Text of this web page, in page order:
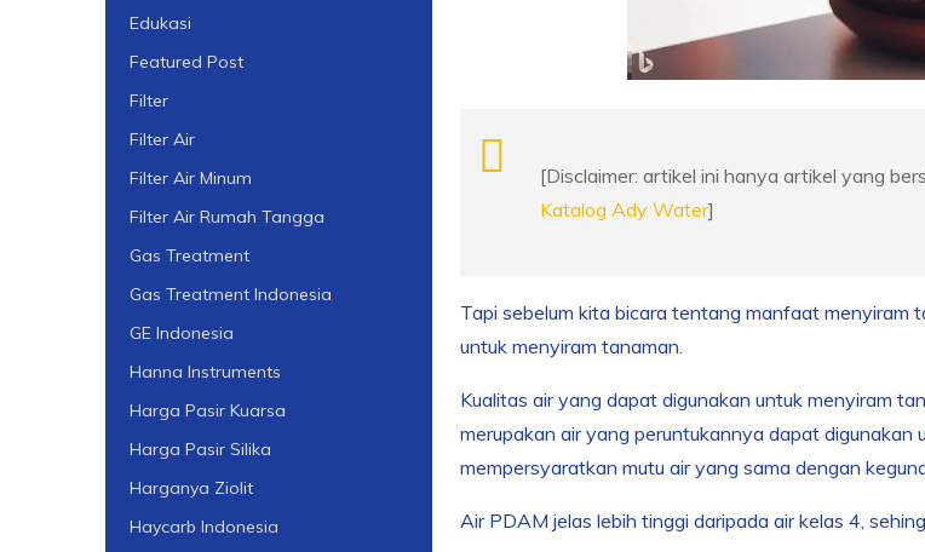
[Disclaimer: artikel ini hanya artikel yang
Katalog Ady Water]
Tapi sebelum kita bicara tentang manfaat menyiram
untuk menyiram tanaman.
Kualitas air yang dapat digunakan untuk menyiram
merupakan air yang peruntukannya dapat
mempersyaratkan mutu air yang sama dengan
Air PDAM jelas lebih tinggi daripada air kelas 4,
Edukasi
Featured Post
Filter
Filter Air
Filter Air Minum
Filter Air Rumah Tangga
Gas Treatment
Gas Treatment Indonesia
GE Indonesia
Hanna Instruments
Harga Pasir Kuarsa
Harga Pasir Silika
Harganya Ziolit
Haycarb Indonesia